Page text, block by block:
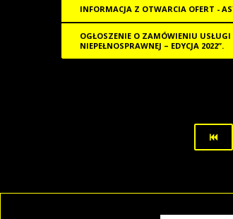
INFORMACJA Z OTWARCIA OFERT -
OGŁOSZENIE O ZAMÓWIENIU USŁUGI
NIEPEŁNOSPRAWNEJ – EDYCJA 2022”.